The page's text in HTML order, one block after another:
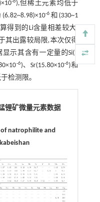
-6),但稀土元素均低于
-6和(330~1
得到的Li含量相差较大,
其出露较局限,本次仅得
示其含有一定量的Si(1
-6)、Sr(15.80×10-6)和
检测限。
锂矿微量元素数据
of natrophilite and